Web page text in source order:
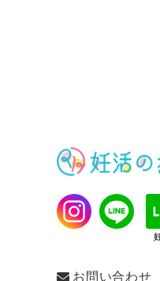
お問い合わせ